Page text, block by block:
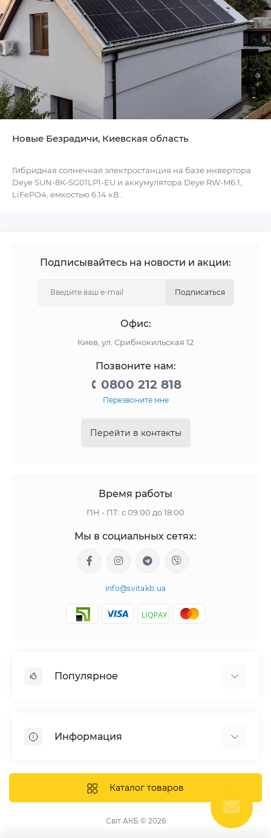
Новые Безрадичи, Киевская область
Гибридная солнечная электростанция на базе инвертора
Deye SUN-8K-SG01LP1-EU и аккумулятора Deye RW-M6.1,
LiFePO4, емкостью 6.14 кВ..
Подписывайтесь на новости и акции:
Подписаться
Офис:
Киев, ул. Срибнокильская 12
Позвоните нам:
0800 212 818
Перезвоните мне
Перейти в контакты
Время работы
ПН - ПТ: с 09:00 до 18:00
Мы в социальных сетях:
info@svitakb.ua
Популярное
Системы хранения энергии
Инверторы
Аккумуляторы
Информация
Доставка и оплата
Каталог товаров
Світ АКБ © 2026